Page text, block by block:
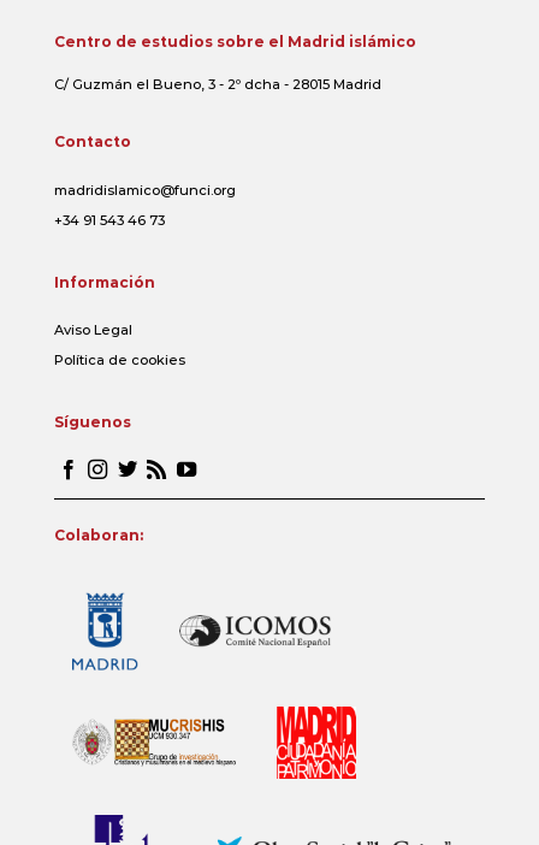
Centro de estudios sobre el Madrid islámico
C/ Guzmán el Bueno, 3 - 2º dcha - 28015 Madrid
Contacto
madridislamico@funci.org
+34 91 543 46 73
Información
Aviso Legal
Política de cookies
Síguenos
Colaboran: